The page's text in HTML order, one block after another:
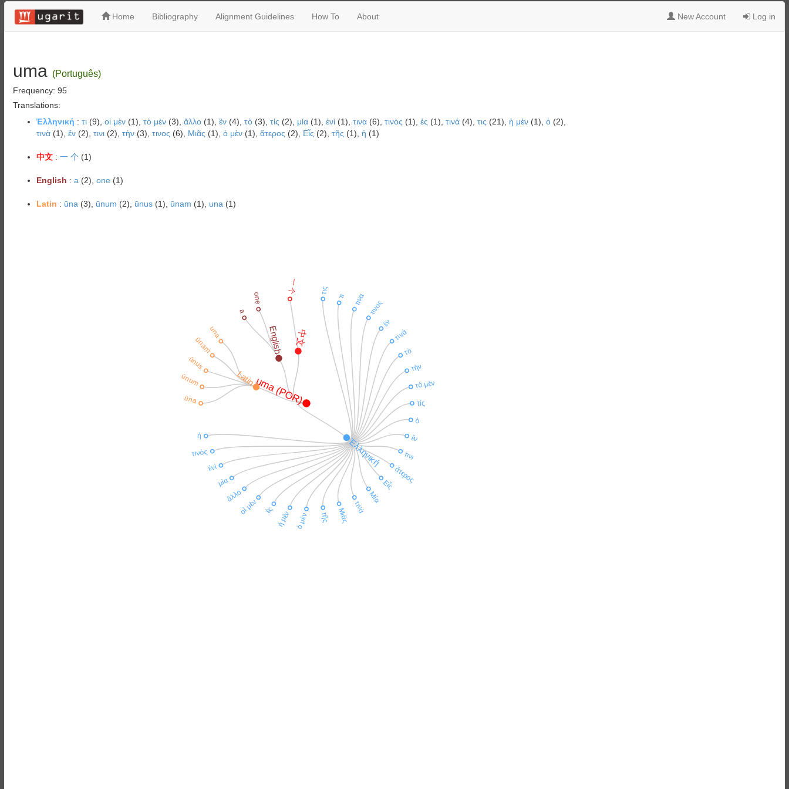
Home Bibliography Alignment Guidelines How To About New Account Log in
uma (Português)
Frequency: 95
Translations:
Ἑλληνική : τι(9), οἱ μὲν(1), τὸ μὲν(3), ἄλλο(1), ἓν(4), τὸ(3), τίς (2), μία(1), ἑνὶ(1), τινα(6), τινὸς (1), ἐς (1), τινά(4), τις (21), ἡ μὲν(1), ὁ(2),
τινὰ(1), ἕν(2), τινι(2), τὴν(3), τινος (6), Μιᾶς (1), ὁ μὲν(1), ἅτερος (2), Εἷς (2), τῆς (1), ἡ (1)
中文 : 一 个 (1)
English : a (2), one (1)
Latin : ūna (3), ūnum (2), ūnus(1), ūnam (1), una (1)
uma (POR)
Ἑλληνική
τις
τι τινα τινος
ἓν
τινά
τὸ
τὴν
τὸ μὲν
τίς
ὁ
ἕν
τινι
ἅτερος
Εἷς
Μία
τινὰ
Μιᾶς
τῆς
ὁ μὲν
ἡ μὲν
ἐς
οἱ μὲν
ἄλλο
μία
ἑνὶ
τινὸς
ἡ
Latin
ūna
ūnum
ūnus
ūnam
una English
a
one
中文
一 个